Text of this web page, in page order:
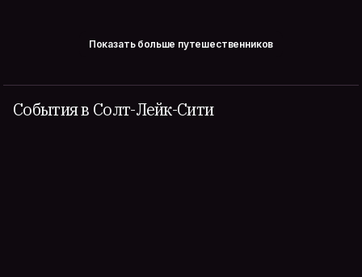
Показать больше путешественников
События в Солт-Лейк-Сити